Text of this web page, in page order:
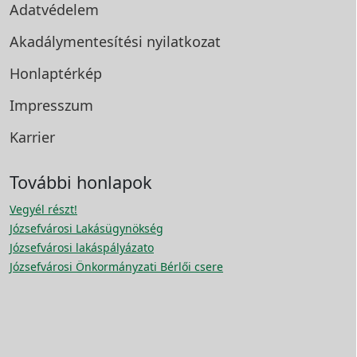
Adatvédelem
Akadálymentesítési nyilatkozat
Honlaptérkép
Impresszum
Karrier
További honlapok
Vegyél részt!
Józsefvárosi Lakásügynökség
Józsefvárosi lakáspályázato
Józsefvárosi Önkormányzati Bérlői csere